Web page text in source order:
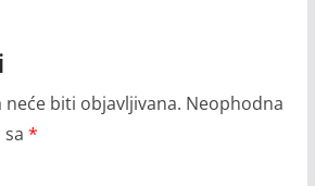
neće biti objavljivana. Neophodna
*